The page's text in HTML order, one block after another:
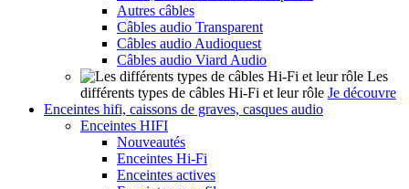
Autres câbles
Câbles audio Transparent
Câbles audio Audioquest
Câbles audio Viard Audio
Les
différents types de câbles Hi-Fi et leur rôle Je découvre
Enceintes hifi, caissons de graves, casques audio
Enceintes HIFI
Nouveautés
Enceintes Hi-Fi
Enceintes actives